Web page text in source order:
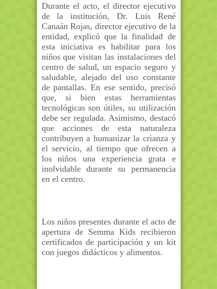
Durante el acto, el director ejecutivo
de la institución, Dr. Luis René
Canaán Rojas, director ejecutivo de la
entidad, explicó que la finalidad de
esta iniciativa es habilitar para los
niños que visitan las instalaciones del
centro de salud, un espacio seguro y
saludable, alejado del uso constante
de pantallas. En ese sentido, precisó
que, si bien estas herramientas
tecnológicas son útiles, su utilización
debe ser regulada. Asimismo, destacó
que acciones de esta naturaleza
contribuyen a humanizar la crianza y
el servicio, al tiempo que ofrecen a
los niños una experiencia grata e
inolvidable durante su permanencia
en el centro.
Los niños presentes durante el acto de
apertura de Semma Kids recibieron
certificados de participación y un kit
con juegos didácticos y alimentos.